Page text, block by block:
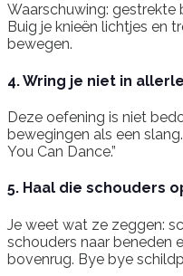
Waarschuwing: gestrekte
Buig je knieën lichtjes en
bewegen.
4. Wring je niet in
Deze oefening is niet
bewegingen als een
You Can Dance.”
5. Haal die schouders
Je weet wat ze zeggen:
schouders naar beneden
bovenrug. Bye bye